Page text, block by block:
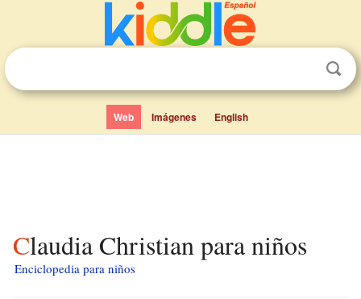
Web Imágenes English
Claudia Christian para niños
Enciclopedia para niños